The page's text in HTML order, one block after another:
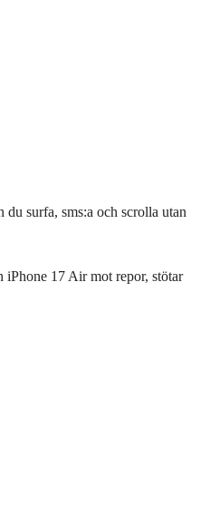
surfa, sms:a och scrolla utan
iPhone 17 Air mot repor, stötar